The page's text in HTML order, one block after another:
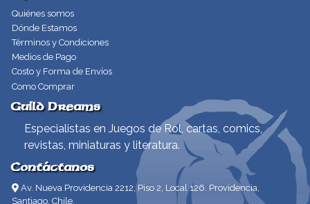
Quiénes somos
Dónde Estamos
Términos y Condiciones
Medios de Pago
Costo y Forma de Envíos
Como Comprar
Guild Dreams
Especialistas en Juegos de Rol, cartas, comics,
revistas, miniaturas y literatura.
Contáctanos
Av. Nueva Providencia 2212, Piso 2, Local 126. Providencia,
Santiago, Chile.